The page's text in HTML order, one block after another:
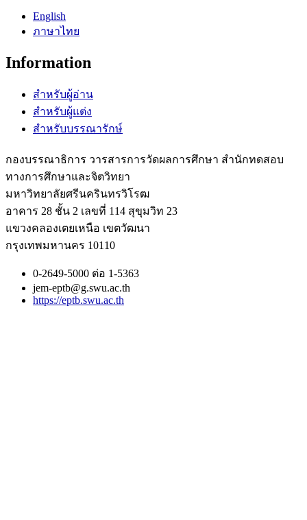
English
ภาษาไทย
Information
สำหรับผู้อ่าน
สำหรับผู้แต่ง
สำหรับบรรณารักษ์
กองบรรณาธิการ วารสารการวัดผลการศึกษา สำนักทดสอบ
ทางการศึกษาและจิตวิทยา
มหาวิทยาลัยศรีนครินทรวิโรฒ
อาคาร 28 ชั้น 2 เลขที่ 114 สุขุมวิท 23
แขวงคลองเตยเหนือ เขตวัฒนา
กรุงเทพมหานคร 10110
0-2649-5000 ต่อ 1-5363
jem-eptb@g.swu.ac.th
https://eptb.swu.ac.th